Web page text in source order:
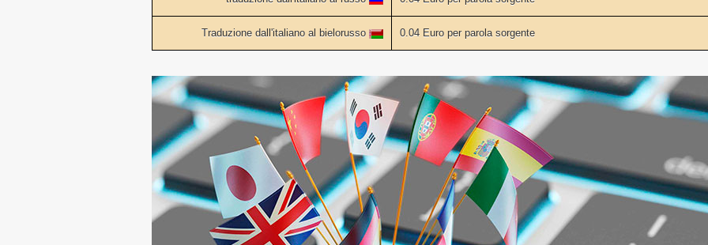
Traduzione dall'italiano al bielorusso 0.04 Euro per parola sorgente